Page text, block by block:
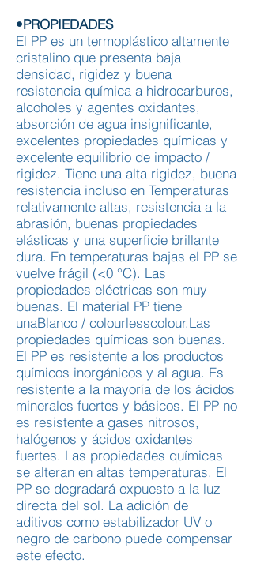
•PROPIEDADES
El PP es un termoplástico altamente
cristalino que presenta baja
densidad, rigidez y buena
resistencia química a hidrocarburos,
alcoholes y agentes oxidantes,
absorción de agua insignificante,
excelentes propiedades químicas y
excelente equilibrio de impacto /
rigidez. Tiene una alta rigidez, buena
resistencia incluso en Temperaturas
relativamente altas, resistencia a la
abrasión, buenas propiedades
elásticas y una superficie brillante
dura. En temperaturas bajas el PP se
vuelve frágil (<0 °C). Las
propiedades eléctricas son muy
buenas. El material PP tiene
unaBlanco / colourlesscolour.Las
propiedades químicas son buenas.
El PP es resistente a los productos
químicos inorgánicos y al agua. Es
resistente a la mayoría de los ácidos
minerales fuertes y básicos. El PP no
es resistente a gases nitrosos,
halógenos y ácidos oxidantes
fuertes. Las propiedades químicas
se alteran en altas temperaturas. El
PP se degradará expuesto a la luz
directa del sol. La adición de
aditivos como estabilizador UV o
negro de carbono puede compensar
este efecto.